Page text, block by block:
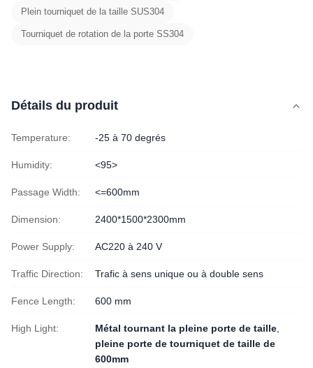
Plein tourniquet de la taille SUS304
Tourniquet de rotation de la porte SS304
Détails du produit
Temperature: -25 à 70 degrés
Humidity: <95>
Passage Width: <=600mm
Dimension: 2400*1500*2300mm
Power Supply: AC220 à 240 V
Traffic Direction: Trafic à sens unique ou à double sens
Fence Length: 600 mm
High Light: Métal tournant la pleine porte de taille
pleine porte de tourniquet de taille de
600mm